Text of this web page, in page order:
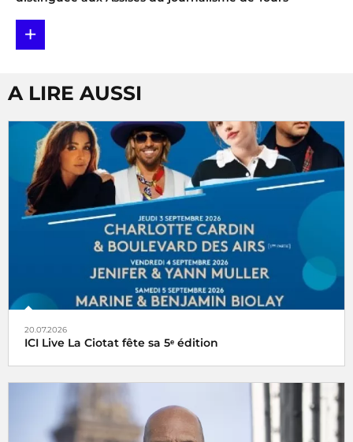
+
A LIRE AUSSI
20.07.2026
ICI Live La Ciotat fête sa 5ᵉ édition